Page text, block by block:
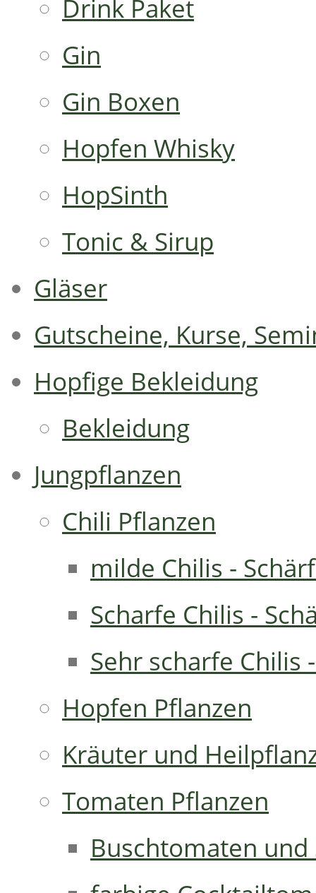
Drink Paket
Gin
Gin Boxen
Hopfen Whisky
HopSinth
Tonic & Sirup
Gläser
Gutscheine, Kurse,
Hopfige Bekleidung
Bekleidung
Jungpflanzen
Chili Pflanzen
milde Chilis -
Scharfe Chilis -
Sehr scharfe Chilis
Hopfen Pflanzen
Kräuter und
Tomaten Pflanzen
Buschtomaten